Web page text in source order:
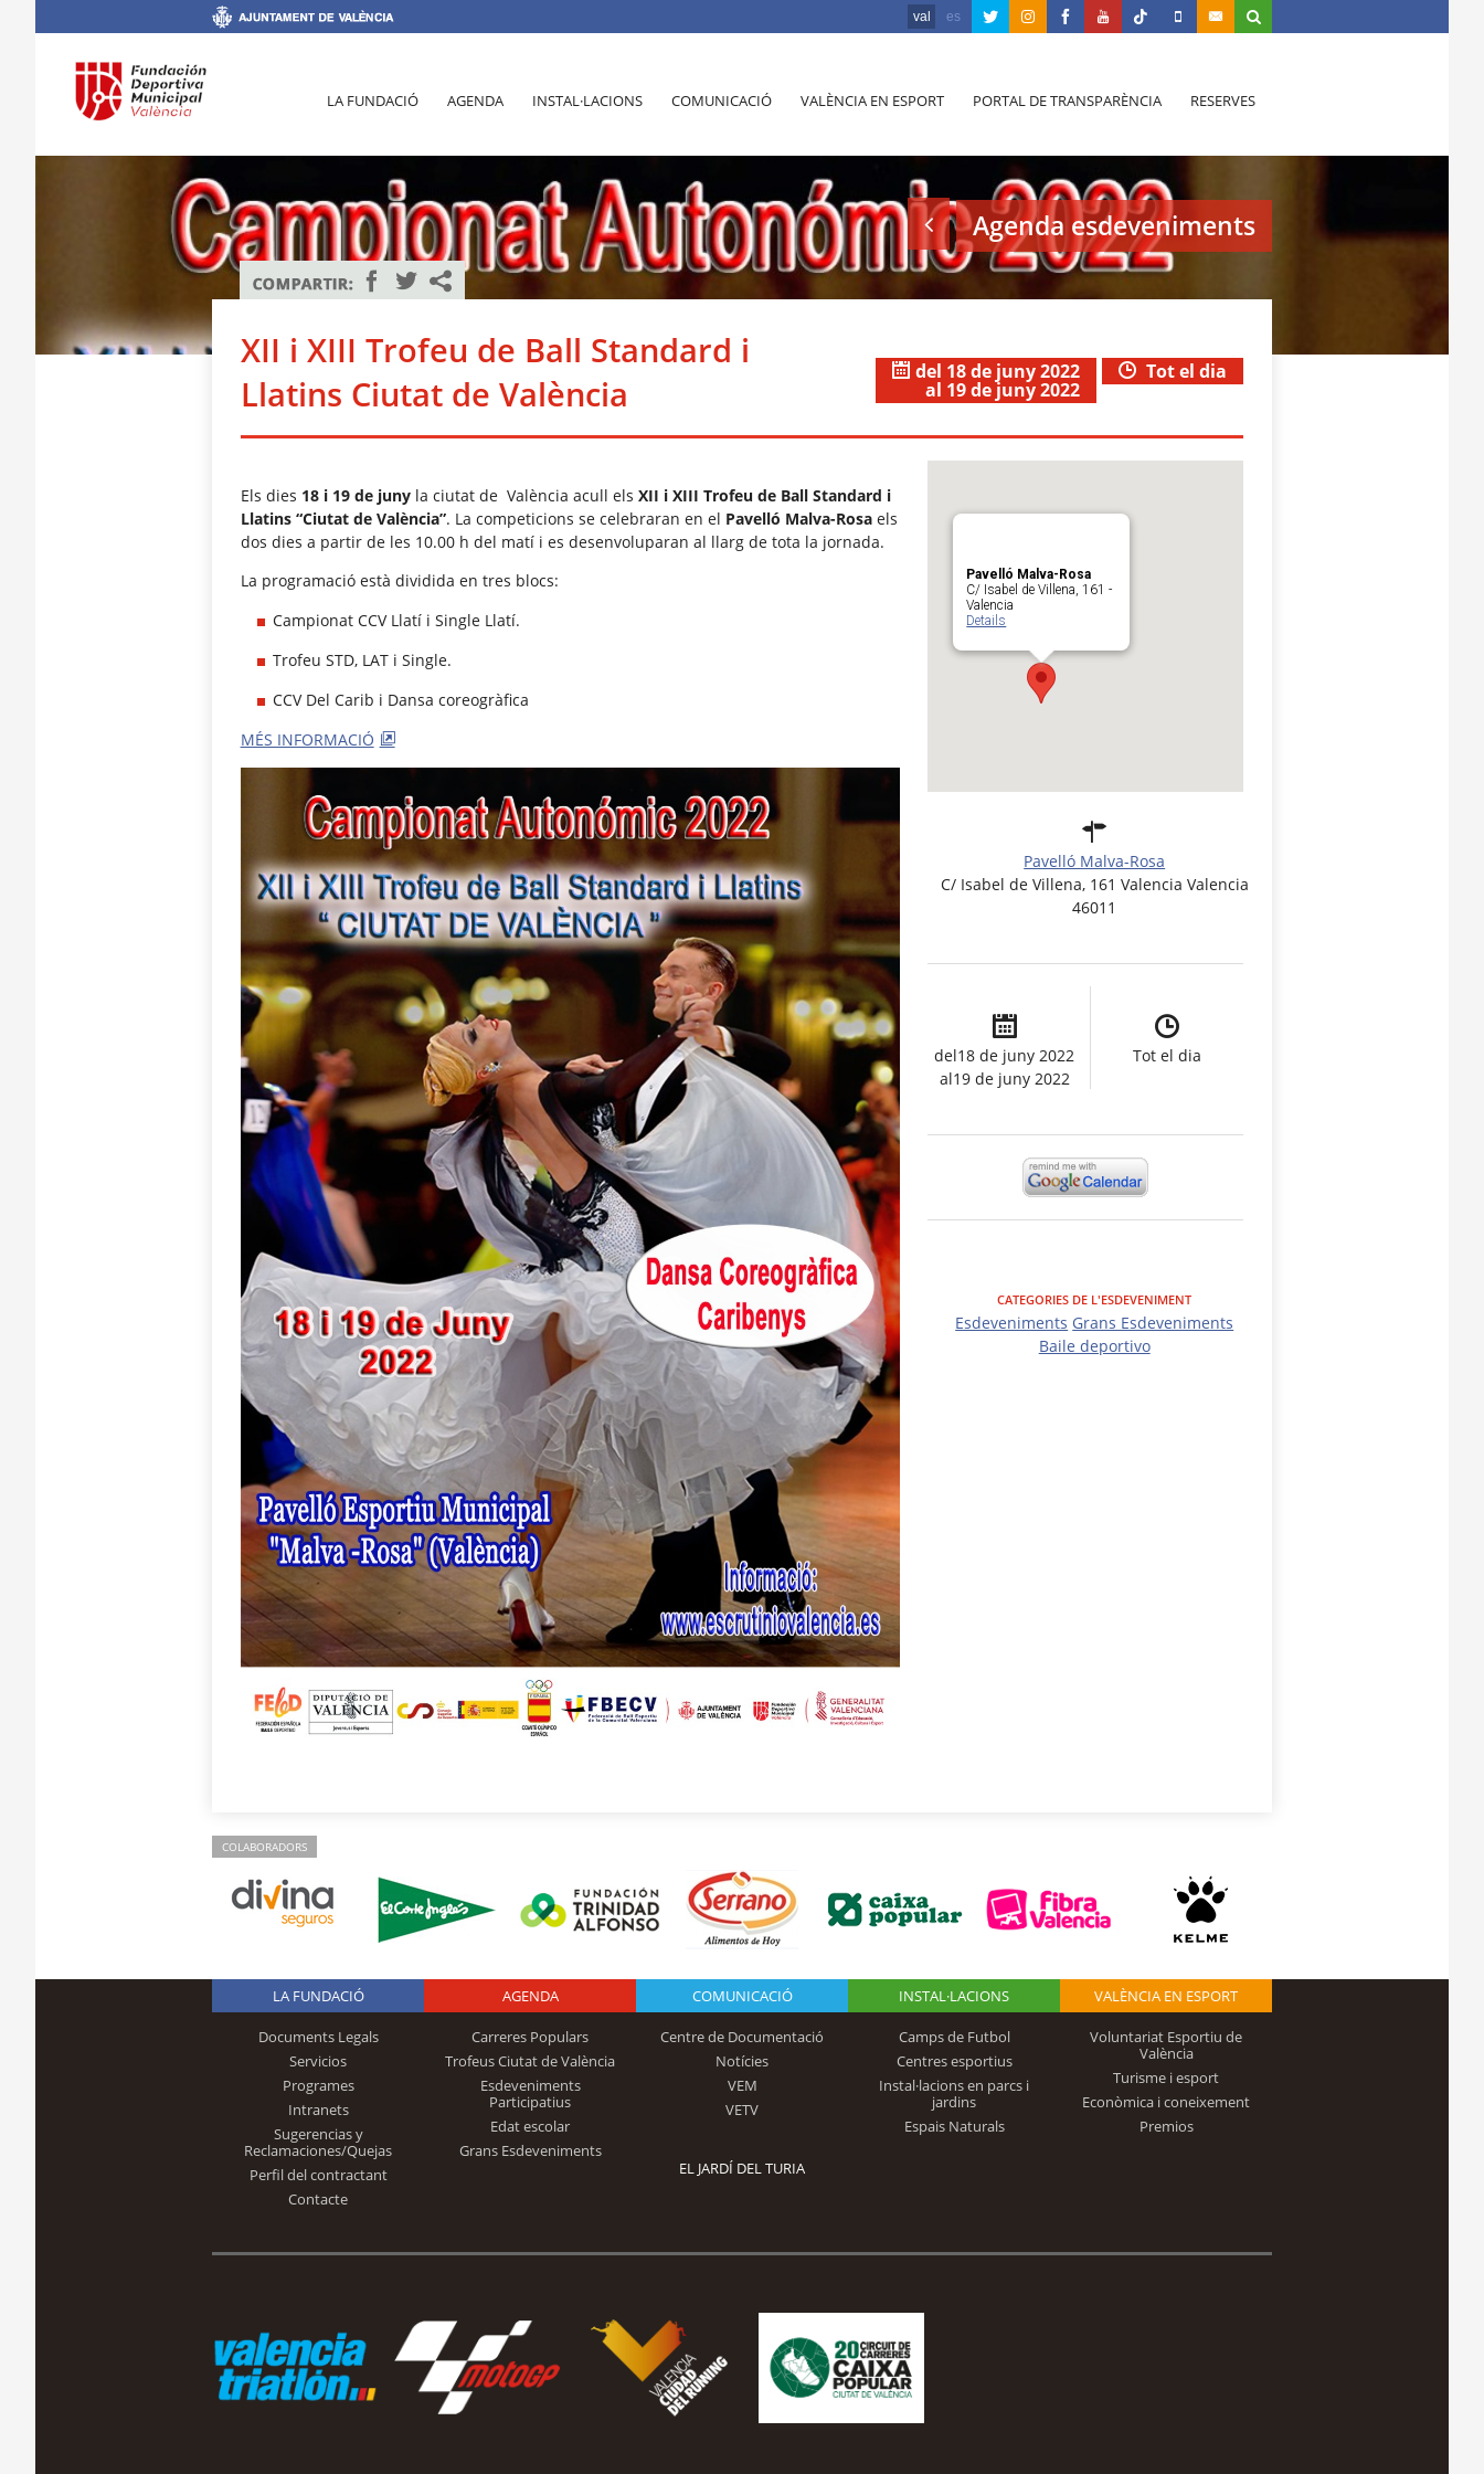
val es
LA FUNDACIÓ AGENDA INSTAL·LACIONS COMUNICACIÓ VALÈNCIA EN ESPORT PORTAL DE TRANSPARÈNCIA RESERVES
Agenda esdeveniments
XII i XIII Trofeu de Ball Standard i
Llatins Ciutat de València
Tot el dia
del 18 de juny 2022
al 19 de juny 2022
Els dies 18 i 19 de junyla ciutat de València acull els XII i XIII Trofeu de Ball Standard i
Llatins “Ciutat de València”. La competicions se celebraran en el Pavelló Malva-Rosaels
dos dies a partir de les 10.00 h del matí i es desenvoluparan al llarg de tota la jornada.
La programació està dividida en tres blocs:
Campionat CCV Llatí i Single Llatí.
Trofeu STD, LAT i Single.
CCV Del Carib i Dansa coreogràfica
MÉS INFORMACIÓ
Pavelló Malva-Rosa
C/ Isabel de Villena, 161 -
Valencia
Details
Pavelló Malva-Rosa
C/ Isabel de Villena, 161 Valencia Valencia
46011
del18 de juny 2022
al19 de juny 2022
Tot el dia
CATEGORIES DE L'ESDEVENIMENT
Esdeveniments Grans Esdeveniments
Baile deportivo
COLABORADORS
Logo Fundación
Trinidad Alfonso
LA FUNDACIÓ
Documents Legals
Servicios
Programes
Intranets
Sugerencias y
Reclamaciones/Quejas
Perfil del contractant
Contacte
AGENDA
Carreres Populars
Trofeus Ciutat de València
Esdeveniments
Participatius
Edat escolar
Grans Esdeveniments
COMUNICACIÓ
Centre de Documentació
Notícies
VEM
VETV
INSTAL·LACIONS
Camps de Futbol
Centres esportius
Instal·lacions en parcs i
jardins
Espais Naturals
VALÈNCIA EN ESPORT
Voluntariat Esportiu de
València
Turisme i esport
Econòmica i coneixement
Premios
EL JARDÍ DEL TURIA